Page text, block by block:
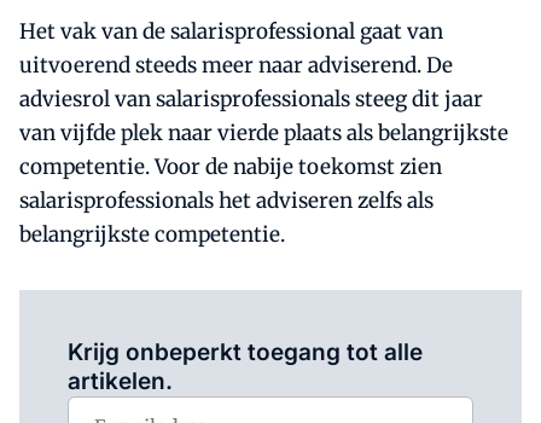
Het vak van de salarisprofessional gaat van
uitvoerend steeds meer naar adviserend. De
adviesrol van salarisprofessionals steeg dit jaar
van vijfde plek naar vierde plaats als belangrijkste
competentie. Voor de nabije toekomst zien
salarisprofessionals het adviseren zelfs als
belangrijkste competentie.
Krijg onbeperkt toegang tot alle
artikelen.